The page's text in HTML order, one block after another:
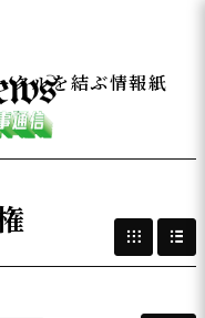
クルを結ぶ情報紙